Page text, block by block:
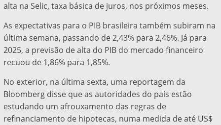
alta na Selic, taxa básica de juros, nos próximos meses.
As expectativas para o PIB brasileira também subiram na
última semana, passando de 2,43% para 2,46%. Já para
2025, a previsão de alta do PIB do mercado financeiro
recuou de 1,86% para 1,85%.
No exterior, na última sexta, uma reportagem da
Bloomberg disse que as autoridades do país estão
estudando um afrouxamento das regras de
refinanciamento de hipotecas, numa medida de até US$